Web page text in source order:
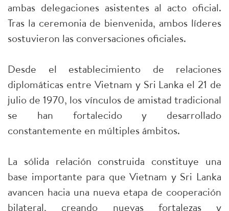
ambas delegaciones asistentes al acto oficial.
Tras la ceremonia de bienvenida, ambos líderes
sostuvieron las conversaciones oficiales.
Desde el establecimiento de relaciones
diplomáticas entre Vietnam y Sri Lanka el 21 de
julio de 1970, los vínculos de amistad tradicional
se han fortalecido y desarrollado
constantemente en múltiples ámbitos.
La sólida relación construida constituye una
base importante para que Vietnam y Sri Lanka
avancen hacia una nueva etapa de cooperación
bilateral, creando nuevas fortalezas y